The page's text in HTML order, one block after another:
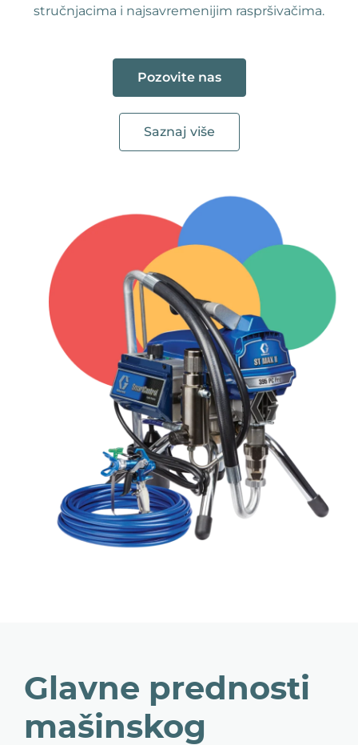
stručnjacima i najsavremenijim raspršivačima.
Pozovite nas
Saznaj više
Glavne prednosti
mašinskog